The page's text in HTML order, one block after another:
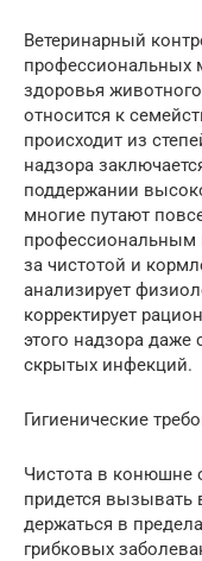
Ветеринарный
профессиональных
здоровья
относится к
происходит из
надзора
поддержании
многие путают
профессиональным
за чистотой и
анализирует
корректирует
этого надзора даже
скрытых инфекций.
Гигиенические
Чистота в конюшне
придется вызывать
держаться в
грибковых